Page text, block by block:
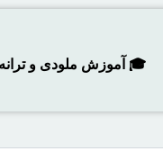
🎓 آموزش ملودی و